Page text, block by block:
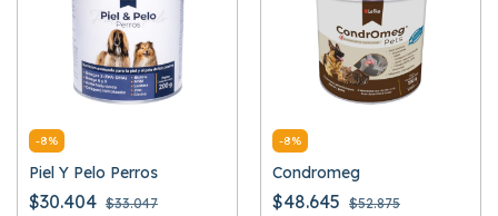
-8%
Piel Y Pelo Perros
$30.404 $33.047
-8%
Condromeg
$48.645 $52.875